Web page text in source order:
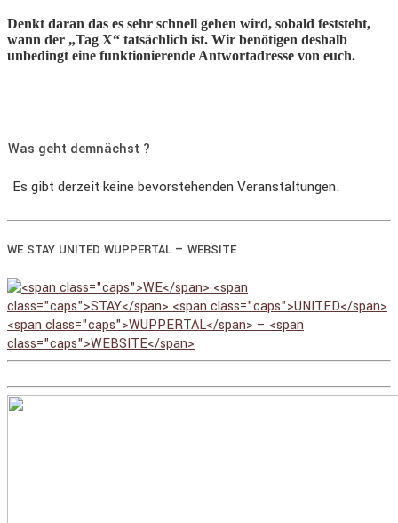
Denkt daran das es sehr schnell gehen wird, sobald feststeht,
wann der „Tag X“ tatsächlich ist. Wir benötigen deshalb
unbedingt eine funktionierende Antwortadresse von euch.
Was geht demnächst ?
Es gibt derzeit keine bevorstehenden Veranstaltungen.
WE STAY UNITED WUPPERTAL – WEBSITE